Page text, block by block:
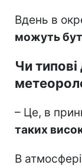
Вдень в
можуть
Чи типові
– Це, в
таких
В